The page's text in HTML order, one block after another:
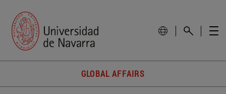
GLOBAL AFFAIRS